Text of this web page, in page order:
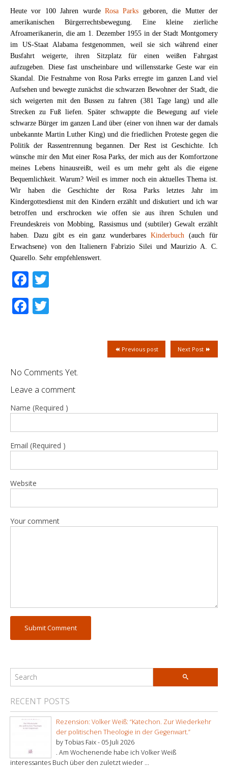
Heute vor 100 Jahren wurde Rosa Parks geboren, die Mutter der
amerikanischen Bürgerrechtsbewegung. Eine kleine zierliche
Afroamerikanerin, die am 1. Dezember 1955 in der Stadt Montgomery
im US-Staat Alabama festgenommen, weil sie sich während einer
Busfahrt weigerte, ihren Sitzplatz für einen weißen Fahrgast
aufzugeben. Diese fast unscheinbare und willensstarke Geste war ein
Skandal. Die Festnahme von Rosa Parks erregte im ganzen Land viel
Aufsehen und bewegte zunächst die schwarzen Bewohner der Stadt, die
sich weigerten mit den Bussen zu fahren (381 Tage lang) und alle
Strecken zu Fuß liefen. Später schwappte die Bewegung auf viele
schwarze Bürger im ganzen Land über (einer von ihnen war der damals
unbekannte Martin Luther King) und die friedlichen Proteste gegen die
Politik der Rassentrennung begannen. Der Rest ist Geschichte. Ich
wünsche mir den Mut einer Rosa Parks, der mich aus der Komfortzone
meines Lebens hinausreißt, weil es um mehr geht als die eigene
Bequemlichkeit. Warum? Weil es immer noch ein aktuelles Thema ist.
Wir haben die Geschichte der Rosa Parks letztes Jahr im
Kindergottesdienst mit den Kindern erzählt und diskutiert und ich war
betroffen und erschrocken wie offen sie aus ihren Schulen und
Freundeskreis von Mobbing, Rassismus und (subtiler) Gewalt erzählt
haben. Dazu gibt es ein ganz wunderbares Kinderbuch (auch für
Erwachsene) von den Italienern Fabrizio Silei und Maurizio A. C.
Quarello. Sehr empfehlenswert.
Facebook
Facebook
Next Post
Previous post
No Comments Yet.
Leave a comment
Name (Required )
Email (Required )
Website
Your comment
RECENT POSTS
Rezension: Volker Weiß: “Katechon. Zur Wiederkehr
der politischen Theologie in der Gegenwart.”
by Tobias Faix - 05 Juli 2026
. Am Wochenende habe ich Volker Weiß
interessantes Buch über den zuletzt wieder ...